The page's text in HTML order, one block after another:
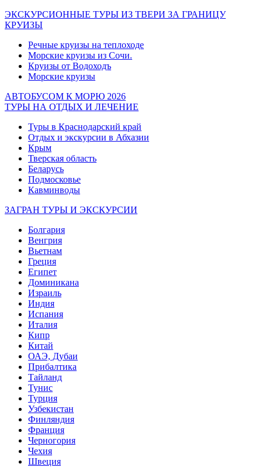
ЭКСКУРСИОННЫЕ ТУРЫ ИЗ ТВЕРИ ЗА ГРАНИЦУ
КРУИЗЫ
Речные круизы на теплоходе
Морские круизы из Сочи.
Круизы от Водоходъ
Морские круизы
АВТОБУСОМ К МОРЮ 2026
ТУРЫ НА ОТДЫХ И ЛЕЧЕНИЕ
Туры в Краснодарский край
Отдых и экскурсии в Абхазии
Крым
Тверская область
Беларусь
Подмосковье
Кавминводы
ЗАГРАН ТУРЫ И ЭКСКУРСИИ
Болгария
Венгрия
Вьетнам
Греция
Египет
Доминикана
Израиль
Индия
Испания
Италия
Кипр
Китай
ОАЭ, Дубаи
Прибалтика
Тайланд
Тунис
Турция
Узбекистан
Финляндия
Франция
Черногория
Чехия
Швеция